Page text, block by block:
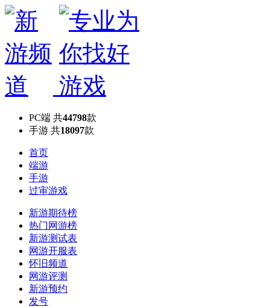
PC端 共44798款
手游 共18097款
首页
端游
手游
过审游戏
新游期待榜
热门网游榜
新游测试表
网游开服表
怀旧频道
网游评测
新游预约
发号